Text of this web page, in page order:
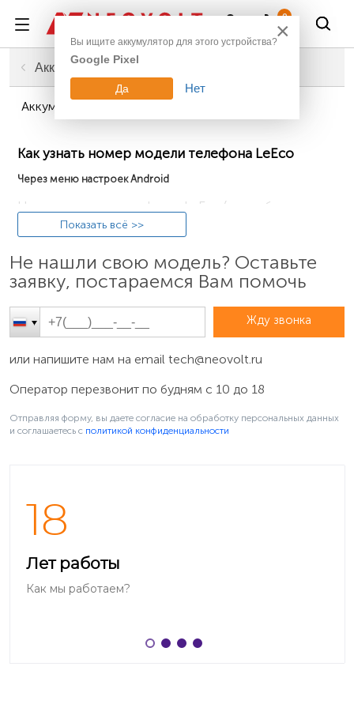
0
Главная
Смартфоны, планшеты, гаджеты
Аккумуляторы для телефонов
Аккумуляторы для телефонов LeEco
Как узнать номер модели телефона LeEco
Через меню настроек Android
Номер модели в телефонах LeEco (ранее бренд
назывался LeTV) можно найти через меню
имеет цифро-буквенное обозначение, например, «Le
X522».
Маркировка с номером модели в большинстве
моделей телефонов LeEco наносится в нижней части
корпуса с обратной стороны смартфона на крышке,
например, «Le X526».
Показать всё >>
Не нашли свою модель? Оставьте
заявку, постараемся Вам помочь
Жду звонка
или напишите нам на email tech@neovolt.ru
Оператор перезвонит по будням с 10 до 18
Отправляя форму, вы даете согласие на обработку персональных данных
и соглашаетесь c политикой конфиденциальности
18
Лет работы
Как мы работаем?
×
Вы ищите аккумулятор для этого устройства?
Google Pixel
Да Нет